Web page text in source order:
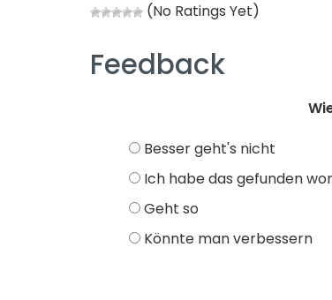
(No Ratings Yet)
Feedback
Besser geht's nicht
Ich habe das gefunden
Geht so
Könnte man verbessern